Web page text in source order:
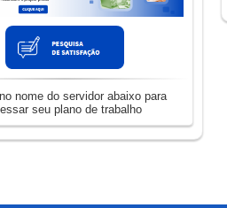
nome do servidor abaixo para
seu plano de trabalho